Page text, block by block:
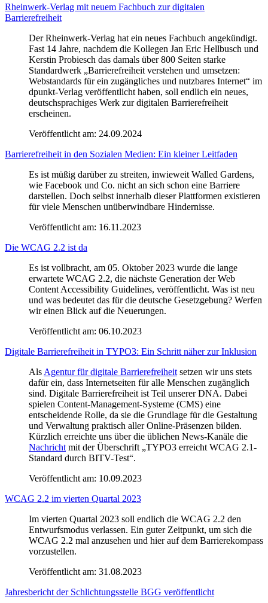
Rheinwerk-Verlag mit neuem Fachbuch zur digitalen
Barrierefreiheit
Der Rheinwerk-Verlag hat ein neues Fachbuch angekündigt.
Fast 14 Jahre, nachdem die Kollegen Jan Eric Hellbusch und
Kerstin Probiesch das damals über 800 Seiten starke
Standardwerk „Barrierefreiheit verstehen und umsetzen:
Webstandards für ein zugängliches und nutzbares Internet“ im
dpunkt-Verlag veröffentlicht haben, soll endlich ein neues,
deutschsprachiges Werk zur digitalen Barrierefreiheit
erscheinen.
Veröffentlicht am: 24.09.2024
Barrierefreiheit in den Sozialen Medien: Ein kleiner Leitfaden
Es ist müßig darüber zu streiten, inwieweit Walled Gardens,
wie Facebook und Co. nicht an sich schon eine Barriere
darstellen. Doch selbst innerhalb dieser Plattformen existieren
für viele Menschen unüberwindbare Hindernisse.
Veröffentlicht am: 16.11.2023
Die WCAG 2.2 ist da
Es ist vollbracht, am 05. Oktober 2023 wurde die lange
erwartete WCAG 2.2, die nächste Generation der Web
Content Accessibility Guidelines, veröffentlicht. Was ist neu
und was bedeutet das für die deutsche Gesetzgebung? Werfen
wir einen Blick auf die Neuerungen.
Veröffentlicht am: 06.10.2023
Digitale Barrierefreiheit in TYPO3: Ein Schritt näher zur Inklusion
Als Agentur für digitale Barrierefreiheit setzen wir uns stets
dafür ein, dass Internetseiten für alle Menschen zugänglich
sind. Digitale Barrierefreiheit ist Teil unserer DNA. Dabei
spielen Content-Management-Systeme (CMS) eine
entscheidende Rolle, da sie die Grundlage für die Gestaltung
und Verwaltung praktisch aller Online-Präsenzen bilden.
Kürzlich erreichte uns über die üblichen News-Kanäle die
Nachricht mit der Überschrift „TYPO3 erreicht WCAG 2.1-
Standard durch BITV-Test“.
Veröffentlicht am: 10.09.2023
WCAG 2.2 im vierten Quartal 2023
Im vierten Quartal 2023 soll endlich die WCAG 2.2 den
Entwurfsmodus verlassen. Ein guter Zeitpunkt, um sich die
WCAG 2.2 mal anzusehen und hier auf dem Barrierekompass
vorzustellen.
Veröffentlicht am: 31.08.2023
Jahresbericht der Schlichtungsstelle BGG veröffentlicht